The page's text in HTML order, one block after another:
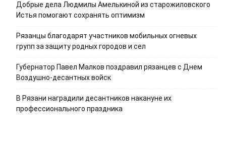
Добрые дела Людмилы Амелькиной из старожиловского
Истья помогают сохранять оптимизм
Рязанцы благодарят участников мобильных огневых
групп за защиту родных городов и сел
Губернатор Павел Малков поздравил рязанцев с Днем
Воздушно-десантных войск
В Рязани наградили десантников накануне их
профессионального праздника